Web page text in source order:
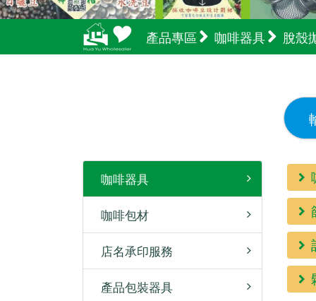
產品專區 咖啡器具 脫殼
咖啡器具
咖啡包材
店名承印服務
產品包裝器具